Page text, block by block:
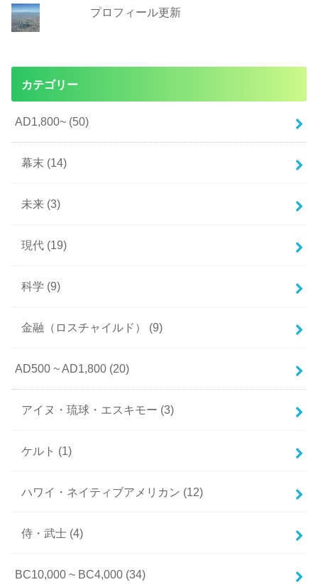
プロフィール更新
カテゴリー
AD1,800~ (50)
幕末 (14)
未来 (3)
現代 (19)
科学 (9)
金融（ロスチャイルド） (9)
AD500 ~ AD1,800 (20)
アイヌ・琉球・エスキモー (3)
ケルト (1)
ハワイ・ネイティブアメリカン (12)
侍・武士 (4)
BC10,000 ~ BC4,000 (34)